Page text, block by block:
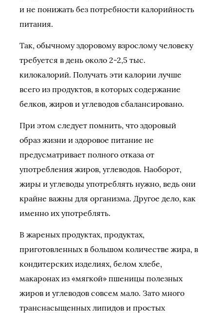
и не понижать без потребности калорийность
питания.
Так, обычному здоровому взрослому человеку
требуется в день около 2-2,5 тыс.
килокалорий. Получать эти калории лучше
всего из продуктов, в которых содержание
белков, жиров и углеводов сбалансировано.
При этом следует помнить, что здоровый
образ жизни и здоровое питание не
предусматривает полного отказа от
употребления жиров, углеводов. Наоборот,
жиры и углеводы употреблять нужно, ведь они
крайне важны для организма. Другое дело, как
именно их употреблять.
В жареных продуктах, продуктах,
приготовленных в большом количестве жира, в
кондитерских изделиях, белом хлебе,
макаронах из «мягкой» пшеницы полезных
жиров и углеводов совсем мало. Зато много
транснасыщенных липидов и простых